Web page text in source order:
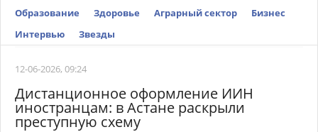
Образование
Здоровье Аграрный сектор
Бизнес
Интервью
Звезды
12-06-2026, 09:24
Дистанционное оформление ИИН
иностранцам: в Астане раскрыли
преступную схему